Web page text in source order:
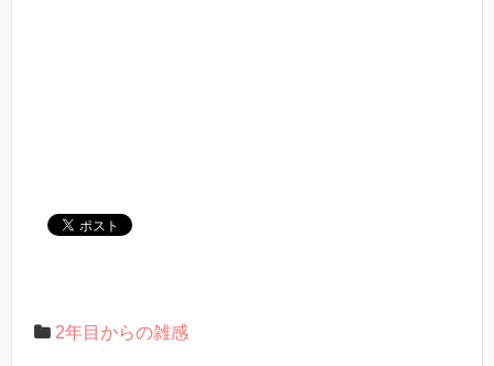
2年目からの雑感